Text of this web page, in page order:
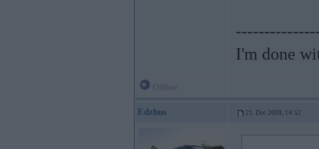
I'm done
Edzhus 21. Dec 2009, 14:52